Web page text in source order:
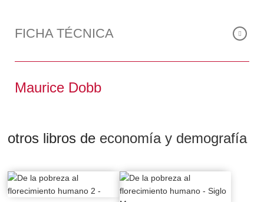
enseñanzas de teorías cuya consistencia lógica y
se hace en esta obra permite ver los contenidos de la
material que constituye la columna vertebral de la
economía política –valor y distribución– es parte de los
De Maurice Dobb, Siglo XXI ha publicado también
Estudios sobre el desarrollo del capitalismo.
FICHA TÉCNICA
Maurice Dobb
otros libros de economía y demografía